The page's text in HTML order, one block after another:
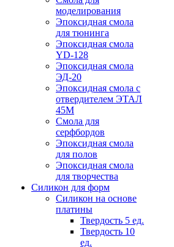
моделирования
Эпоксидная смола
для тюнинга
Эпоксидная смола
YD-128
Эпоксидная смола
ЭД-20
Эпоксидная смола с
отвердителем ЭТАЛ
45М
Смола для
серфбордов
Эпоксидная смола
для полов
Эпоксидная смола
для творчества
Силикон для форм
Силикон на основе
платины
Твердость 5 ед.
Твердость 10
ед.